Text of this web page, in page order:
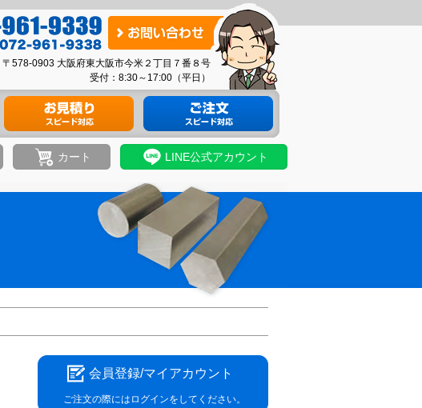
お
い
合
〒578-0903 大阪府東大阪市今米２丁目７番８号
受付：8:30～17:00（平日）
材料のお見積り 材料のご注文
カート LINE公式アカウント
会員登録/マイアカウント
ご注文の際にはログインをしてください。